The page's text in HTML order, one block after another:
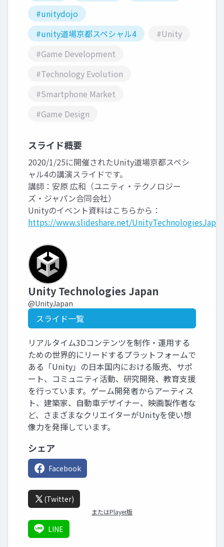
#unitydojo
#unity道場京都スペシャル4
#Unity
#Game Development
#Technology Evolution
#Smartphone Market
#Game Design
スライド概要
2020/1/25に開催されたUnity道場京都スペシ
ャル4の講演スライドです。
講師：安原 広和（ユニティ・テクノロジー
ズ・ジャパン合同会社）
Unityのイベント資料はこちらから：
https://www.slideshare.net/
Unity Technologies Japan
@UnityJapan
スライド一覧
リアルタイム3Dコンテンツを制作・運用する
ための世界的にリードするプラットフォームで
ある「Unity」の日本国内における販売、サポ
ート、コミュニティ活動、研究開発、教育支援
を行っています。ゲーム開発者からアーティス
ト、建築家、自動車デザイナー、映画製作者な
ど、さまざまなクリエイターがUnityを使い想
像力を発揮しています。
シェア
Facebook
(Twitter)
またはPlayer版
LINE